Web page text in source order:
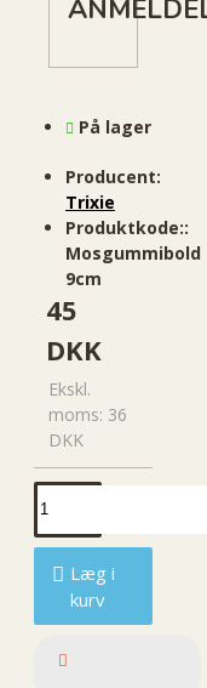
45
DKK
Ekskl.
moms: 36
DKK
På lager
Producent:
Trixie
Produktkode::
Mosgummibold
9cm
Læg i
kurv